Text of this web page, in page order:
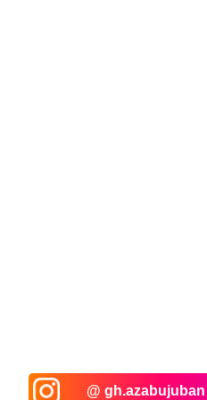
@ gh.azabujuban